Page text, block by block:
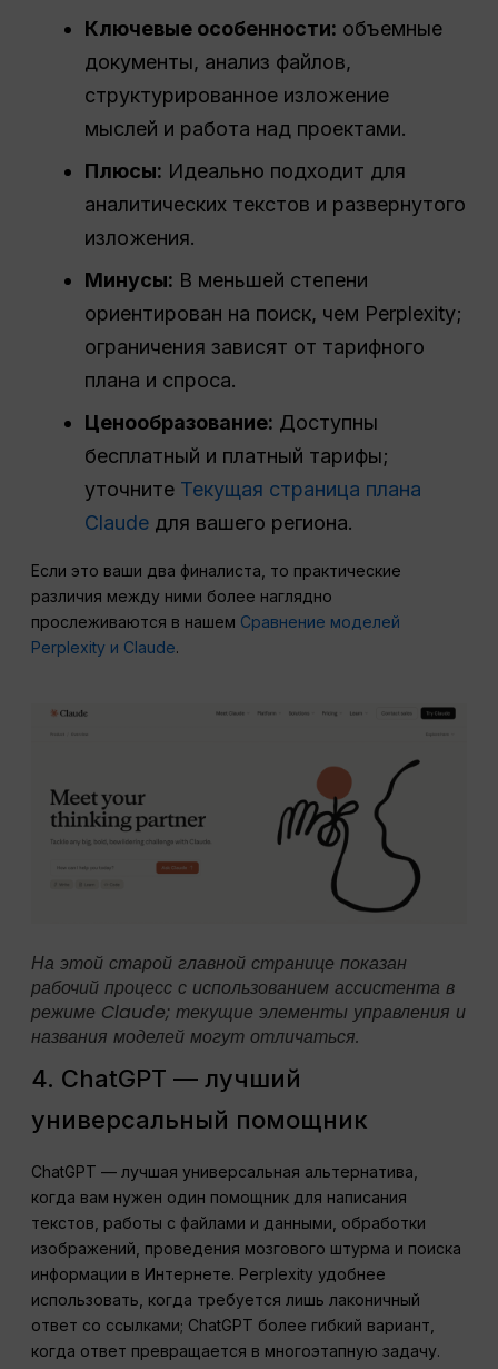
Ключевые особенности: объемные
документы, анализ файлов,
структурированное изложение
мыслей и работа над проектами.
Плюсы: Идеально подходит для
аналитических текстов и развернутого
изложения.
Минусы: В меньшей степени
ориентирован на поиск, чем Perplexity;
ограничения зависят от тарифного
плана и спроса.
Ценообразование: Доступны
бесплатный и платный тарифы;
уточните Текущая страница плана
Claude для вашего региона.
Если это ваши два финалиста, то практические
различия между ними более наглядно
прослеживаются в нашем Сравнение моделей
Perplexity и Claude.
На этой старой главной странице показан
рабочий процесс с использованием ассистента в
режиме Claude; текущие элементы управления и
названия моделей могут отличаться.
4. ChatGPT — лучший
универсальный помощник
ChatGPT — лучшая универсальная альтернатива,
когда вам нужен один помощник для написания
текстов, работы с файлами и данными, обработки
изображений, проведения мозгового штурма и поиска
информации в Интернете. Perplexity удобнее
использовать, когда требуется лишь лаконичный
ответ со ссылками; ChatGPT более гибкий вариант,
когда ответ превращается в многоэтапную задачу.